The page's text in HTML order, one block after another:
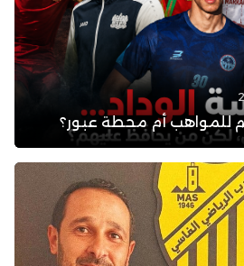
للمواهب أم محطة عبور؟